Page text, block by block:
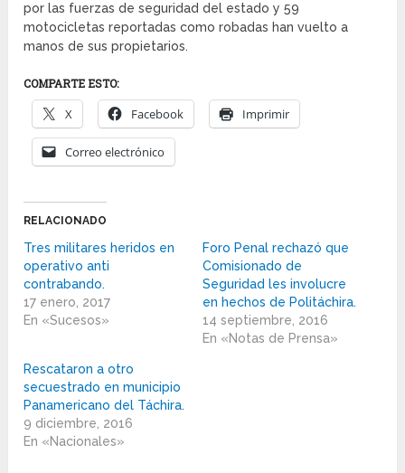
por las fuerzas de seguridad del estado y 59
motocicletas reportadas como robadas han vuelto a
manos de sus propietarios.
COMPARTE ESTO:
X Facebook Imprimir
Correo electrónico
RELACIONADO
Tres militares heridos en
operativo anti
contrabando.
17 enero, 2017
En «Sucesos»
Foro Penal rechazó que
Comisionado de
Seguridad les involucre
en hechos de Politáchira.
14 septiembre, 2016
En «Notas de Prensa»
Rescataron a otro
secuestrado en municipio
Panamericano del Táchira.
9 diciembre, 2016
En «Nacionales»